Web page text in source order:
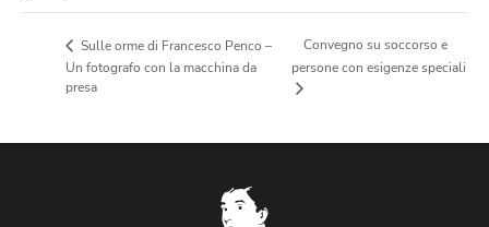
Sulle orme di Francesco Penco –
Un fotografo con la macchina da
presa
Convegno su soccorso e
persone con esigenze speciali